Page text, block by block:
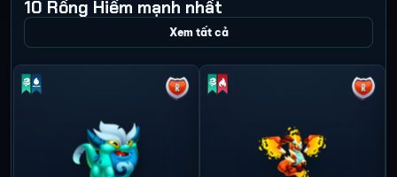
10 Rồng Hiếm mạnh nhất
Xem tất cả